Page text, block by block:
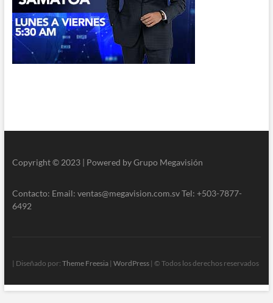
Copyright © 2023 | Powered by Grupo Megavisión
Contacto: Email: ventas@megavision.com.sv Tel: +503-7877-
6492
| Diseñado por: Theme Freesia| WordPress| © Todos los derechos reservados